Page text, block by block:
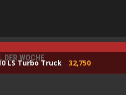
DER WOCHE
LS Turbo Truck 32,750